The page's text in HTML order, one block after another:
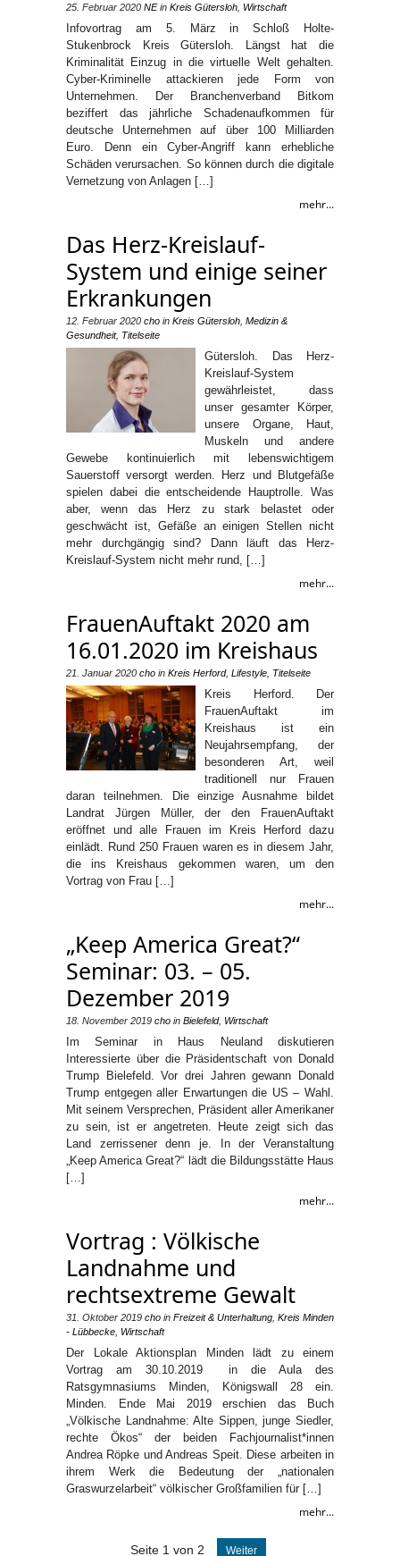
25. Februar 2020 NEin Kreis Gütersloh Wirtschaft
Infovortrag am 5. März in Schloß Holte-
Stukenbrock Kreis Gütersloh. Längst hat die
Kriminalität Einzug in die virtuelle Welt gehalten.
Cyber-Kriminelle attackieren jede Form von
Unternehmen. Der Branchenverband Bitkom
beziffert das jährliche Schadenaufkommen für
deutsche Unternehmen auf über 100 Milliarden
Euro. Denn ein Cyber-Angriff kann erhebliche
Schäden verursachen. So können durch die digitale
Vernetzung von Anlagen […]
mehr...
Das Herz-Kreislauf-
System und einige seiner
Erkrankungen
12. Februar 2020 cho in Kreis Gütersloh Medizin &
Gesundheit, Titelseite
Gütersloh. Das Herz-
Kreislauf-System
gewährleistet, dass
unser gesamter Körper,
unsere Organe, Haut,
Muskeln und andere
Gewebe kontinuierlich mit lebenswichtigem
Sauerstoff versorgt werden. Herz und Blutgefäße
spielen dabei die entscheidende Hauptrolle. Was
aber, wenn das Herz zu stark belastet oder
geschwächt ist, Gefäße an einigen Stellen nicht
mehr durchgängig sind? Dann läuft das Herz-
Kreislauf-System nicht mehr rund, […]
mehr...
FrauenAuftakt 2020 am
16.01.2020 im Kreishaus
21. Januar 2020 cho in Kreis Herford, Lifestyle Titelseite
Kreis Herford. Der
FrauenAuftakt im
Kreishaus ist ein
Neujahrsempfang, der
besonderen Art, weil
traditionell nur Frauen
daran teilnehmen. Die einzige Ausnahme bildet
Landrat Jürgen Müller, der den FrauenAuftakt
eröffnet und alle Frauen im Kreis Herford dazu
einlädt. Rund 250 Frauen waren es in diesem Jahr,
die ins Kreishaus gekommen waren, um den
Vortrag von Frau […]
mehr...
„Keep America Great?“
Seminar: 03. – 05.
Dezember 2019
18. November 2019 cho in Bielefeld, Wirtschaft
Im Seminar in Haus Neuland diskutieren
Interessierte über die Präsidentschaft von Donald
Trump Bielefeld. Vor drei Jahren gewann Donald
Trump entgegen aller Erwartungen die US – Wahl.
Mit seinem Versprechen, Präsident aller Amerikaner
zu sein, ist er angetreten. Heute zeigt sich das
Land zerrissener denn je. In der Veranstaltung
„Keep America Great?“ lädt die Bildungsstätte Haus
[…]
mehr...
Vortrag : Völkische
Landnahme und
rechtsextreme Gewalt
31. Oktober 2019 cho in Freizeit & Unterhaltung Kreis Minden
- Lübbecke Wirtschaft
Der Lokale Aktionsplan Minden lädt zu einem
Vortrag am 30.10.2019 in die Aula des
Ratsgymnasiums Minden, Königswall 28 ein.
Minden. Ende Mai 2019 erschien das Buch
„Völkische Landnahme: Alte Sippen, junge Siedler,
rechte Ökos“ der beiden Fachjournalist*innen
Andrea Röpke und Andreas Speit. Diese arbeiten in
ihrem Werk die Bedeutung der „nationalen
Graswurzelarbeit“ völkischer Großfamilien für […]
mehr...
Seite 1 von 2 Weiter